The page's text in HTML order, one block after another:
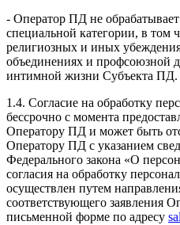
- Оператор ПД не
специальной категории, в том
религиозных и иных
объединениях и профсоюзной
интимной жизни Субъекта ПД.
1.4. Согласие на обработку
бессрочно с момента
Оператору ПД и может быть
Оператору ПД с указанием
Федерального закона «О
согласия на обработку
осуществлен путем
соответствующего заявления
письменной форме по адресу